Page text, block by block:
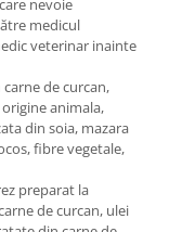
nevoie
medicul
veterinar inainte
de curcan,
animala,
din soia, mazara
fibre vegetale,
preparat la
de curcan, ulei